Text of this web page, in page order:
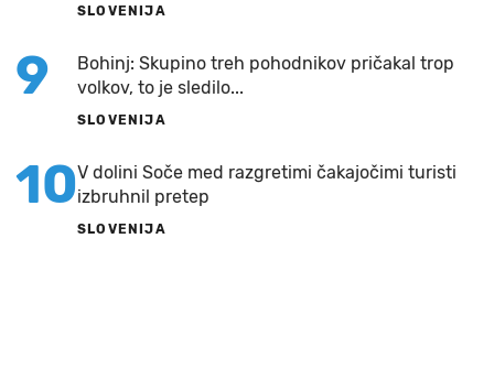
SLOVENIJA
9
Bohinj: Skupino treh pohodnikov pričakal trop
volkov, to je sledilo...
SLOVENIJA
10V dolini Soče med razgretimi čakajočimi turisti
izbruhnil pretep
SLOVENIJA